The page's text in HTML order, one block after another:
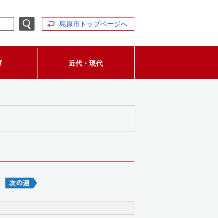
島原市トップページへ
近代・現代